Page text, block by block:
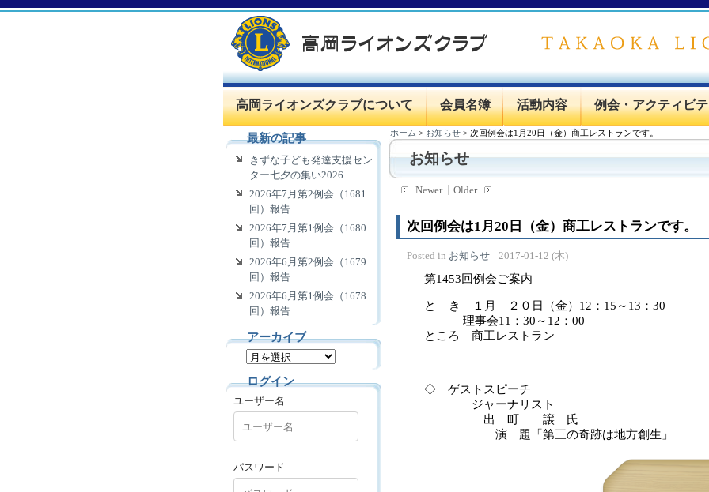
高岡ライオンズクラブについて 会員名簿 活動内容 例会・アクティビ
ホーム > お知らせ >次回例会は1月20日（金）商工レストランです。
お知らせ
Newer Older
次回例会は1月20日（金）商工レストランです。
Posted in お知らせ 2017-01-12 (木)
第1453回例会ご案内
と き １月 ２０日（金）12：15～13：30
理事会11：30～12：00
ところ 商工レストラン
◇ ゲストスピーチ
ジャーナリスト
出 町 譲 氏
演 題「第三の奇跡は地方創生
最新の記事
きずな子ども発達支援セン
ター七夕の集い2026
2026年7月第2例会（1681
回）報告
2026年7月第1例会（1680
回）報告
2026年6月第2例会（1679
回）報告
2026年6月第1例会（1678
回）報告
アーカイブ
ログイン
ユーザー名
パスワード